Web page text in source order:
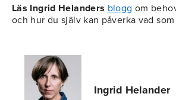
Läs Ingrid Helanders blogg om
och hur du själv kan påverka vad
Ingrid Helander